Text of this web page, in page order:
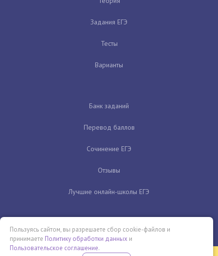
Задания ЕГЭ
Тесты
Варианты
Банк заданий
Перевод баллов
Сочинение ЕГЭ
Отзывы
Лучшие онлайн-школы ЕГЭ
Пользуясь сайтом, вы разрешаете сбор cookie-файлов и
принимаете Политику обработки данных и
Пользовательское соглашение.